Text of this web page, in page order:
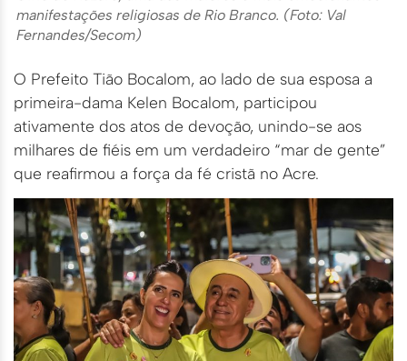
manifestações religiosas de Rio Branco. (Foto: Val
Fernandes/Secom)
O Prefeito Tião Bocalom, ao lado de sua esposa a
primeira-dama Kelen Bocalom, participou
ativamente dos atos de devoção, unindo-se aos
milhares de fiéis em um verdadeiro “mar de gente”
que reafirmou a força da fé cristã no Acre.